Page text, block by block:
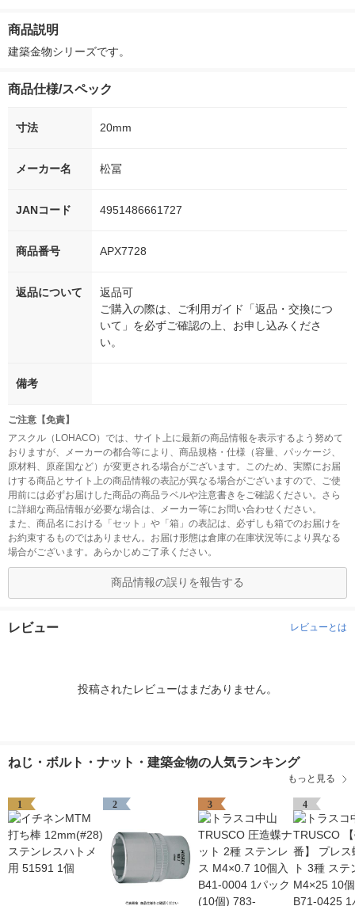
シ） オリジナル
商品説明
建築金物シリーズです。
商品仕様/スペック
寸法 20mm
メーカー名 松冨
JANコード 4951486661727
商品番号 APX7728
返品について
返品可
ご購入の際は、ご利用ガイド「返品・交換につ
いて」を必ずご確認の上、お申し込みくださ
い。
備考
ご注意【免責】
アスクル（LOHACO）では、サイト上に最新の商品情報を表示するよう努めて
おりますが、メーカーの都合等により、商品規格・仕様（容量、パッケージ、
原材料、原産国など）が変更される場合がございます。このため、実際にお届
けする商品とサイト上の商品情報の表記が異なる場合がございますので、ご使
用前には必ずお届けした商品の商品ラベルや注意書きをご確認ください。さら
に詳細な商品情報が必要な場合は、メーカー等にお問い合わせください。
また、商品名における「セット」や「箱」の表記は、必ずしも箱でのお届けを
お約束するものではありません。お届け形態は倉庫の在庫状況等により異なる
場合がございます。あらかじめご了承ください。
商品情報の誤りを報告する
レビュー レビューとは
投稿されたレビューはまだありません。
ねじ・ボルト・ナット・建築金物の人気ランキング
もっと見る
1 2 3 4